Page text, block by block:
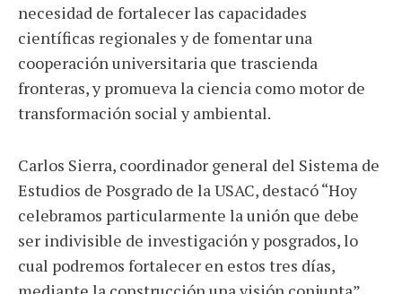
necesidad de fortalecer las capacidades
científicas regionales y de fomentar una
cooperación universitaria que trascienda
fronteras, y promueva la ciencia como motor de
transformación social y ambiental.
Carlos Sierra, coordinador general del Sistema de
Estudios de Posgrado de la USAC, destacó “Hoy
celebramos particularmente la unión que debe
ser indivisible de investigación y posgrados, lo
cual podremos fortalecer en estos tres días,